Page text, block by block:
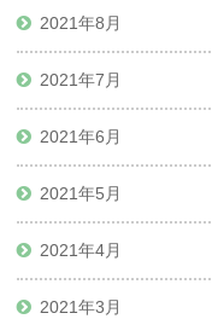
2021年8月
2021年7月
2021年6月
2021年5月
2021年4月
2021年3月